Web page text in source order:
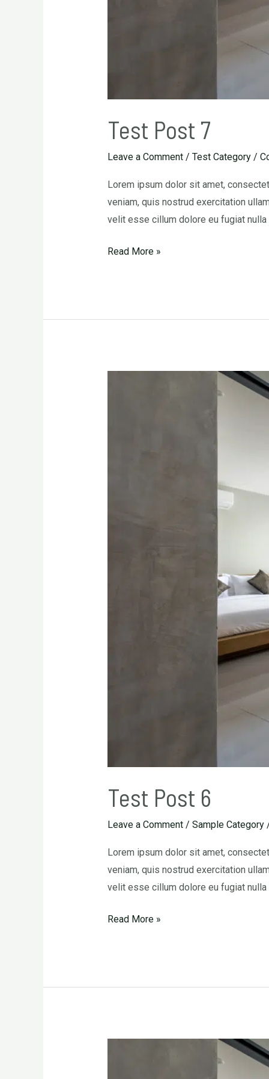
Test Post 7
Leave a Comment / Test Category/
Lorem ipsum dolor sit amet,
veniam, quis nostrud exercitation
velit esse cillum dolore eu fugiat
Read More »
Test Post 6
Leave a Comment / Sample Category
Lorem ipsum dolor sit amet,
veniam, quis nostrud exercitation
velit esse cillum dolore eu fugiat
Read More »